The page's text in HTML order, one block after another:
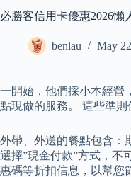
必勝客信用卡優惠2026懶
benlau May
一開始，他們採小本經營
點現做的服務。 這些準則
外帶、外送的餐點包含：
選擇”現金付款”方式，不
惠碼等折扣信息，以幫您